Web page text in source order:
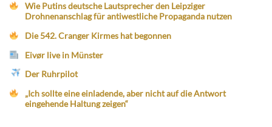
Wie Putins deutsche Lautsprecher den Leipziger
Drohnenanschlag für antiwestliche Propaganda nutzen
Die 542. Cranger Kirmes hat begonnen
Eivør live in Münster
Der Ruhrpilot
„Ich sollte eine einladende, aber nicht auf die Antwort
eingehende Haltung zeigen“